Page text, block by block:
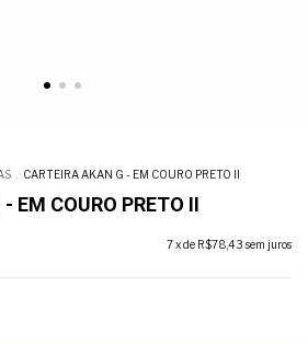
CARTEIRA AKAN G - EM COURO PRETO II
EM COURO PRETO II
7x de R$78,43 sem juros